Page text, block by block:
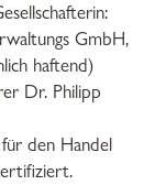
GmbH,
haftend)
Dr. Philipp
den Handel